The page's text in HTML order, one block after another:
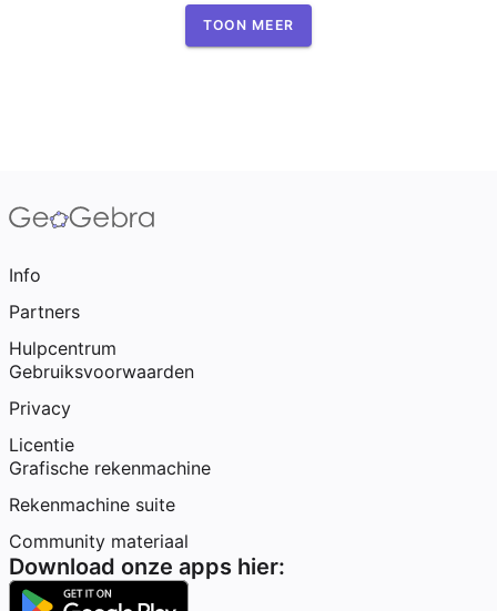
TOON MEER
Info
Partners
Hulpcentrum
Gebruiksvoorwaarden
Privacy
Licentie
Grafische rekenmachine
Rekenmachine suite
Community materiaal
Download onze apps hier: